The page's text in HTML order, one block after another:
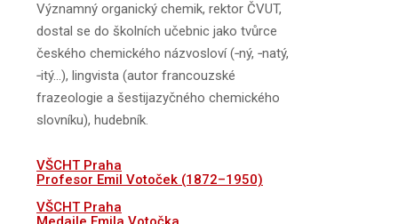
Významný organický chemik, rektor ČVUT,
dostal se do školních učebnic jako tvůrce
českého chemického názvosloví (‑ný, ‑natý,
‑itý…), lingvista (autor francouzské
frazeologie a šestijazyčného chemického
slovníku), hudebník.
VŠCHT Praha
Profesor Emil Votoček (1872–1950)
VŠCHT Praha